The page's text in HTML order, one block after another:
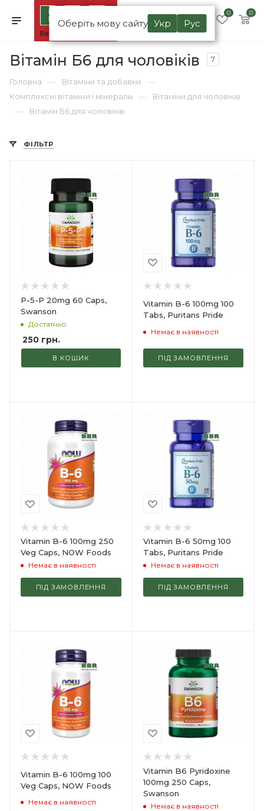
Оберіть мову сайту Укр Рус
0 0
Вітамін Б6 для чоловіків 7
Головна — Вітаміни та добавки —
Комплексні вітаміни і мінерали — Вітаміни для чоловіків
— Вітамін Б6 для чоловіків
ФІЛЬТР
P-5-P 20mg 60 Caps,
Swanson
Достатньо
250 грн.
В КОШИК
Vitamin B-6 100mg 100
Tabs, Puritans Pride
Немає в наявності
ПІД ЗАМОВЛЕННЯ
Vitamin B-6 100mg 250
Veg Caps, NOW Foods
Немає в наявності
ПІД ЗАМОВЛЕННЯ
Vitamin B-6 50mg 100
Tabs, Puritans Pride
Немає в наявності
ПІД ЗАМОВЛЕННЯ
Vitamin B-6 100mg 100
Veg Caps, NOW Foods
Немає в наявності
Vitamin B6 Pyridoxine
100mg 250 Caps,
Swanson
Немає в наявності